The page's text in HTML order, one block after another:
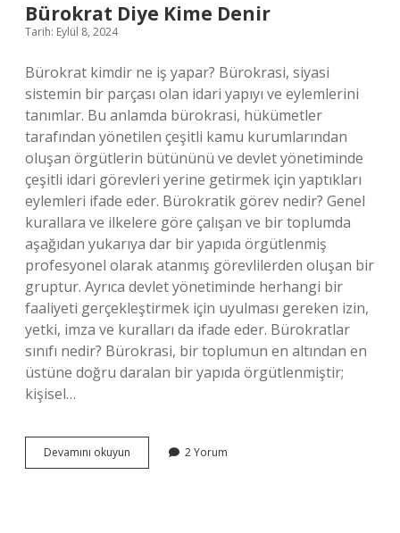
Bürokrat Diye Kime Denir
Tarih: Eylül 8, 2024
Bürokrat kimdir ne iş yapar? Bürokrasi, siyasi
sistemin bir parçası olan idari yapıyı ve eylemlerini
tanımlar. Bu anlamda bürokrasi, hükümetler
tarafından yönetilen çeşitli kamu kurumlarından
oluşan örgütlerin bütününü ve devlet yönetiminde
çeşitli idari görevleri yerine getirmek için yaptıkları
eylemleri ifade eder. Bürokratik görev nedir? Genel
kurallara ve ilkelere göre çalışan ve bir toplumda
aşağıdan yukarıya dar bir yapıda örgütlenmiş
profesyonel olarak atanmış görevlilerden oluşan bir
gruptur. Ayrıca devlet yönetiminde herhangi bir
faaliyeti gerçekleştirmek için uyulması gereken izin,
yetki, imza ve kuralları da ifade eder. Bürokratlar
sınıfı nedir? Bürokrasi, bir toplumun en altından en
üstüne doğru daralan bir yapıda örgütlenmiştir;
kişisel…
Devamını okuyun Bürokrat
Diye
2 Yorum